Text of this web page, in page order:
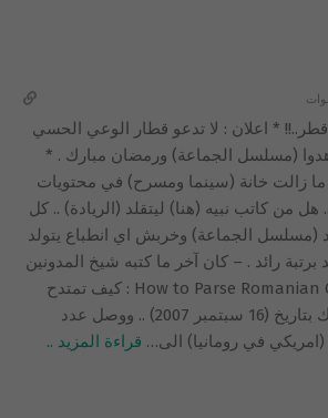
* اعلان : لا تدعو قطار الوعي الحسي
(مسلسل الجماعة) ورمضان مبارك . *
ما زالت خانة (سينما ومسرح) في محتويات
هل من كاتب نبيه (هنا) ليتقلد (الريادة) .. كل
(مسلسل الجماعة) وخربش اي انطباع يتولد
برتبة رائد . – كان آخر ما كتبه شيخ المدونين
(soj) بعنوان (How to Parse Romanian Culture : كيف تمتدح
الثقافة الرومانية) وذلك بتاريخ (16 سبتمبر 2007) .. ووصل عدد
في رومانيا) الى… قراءة المزيد ..